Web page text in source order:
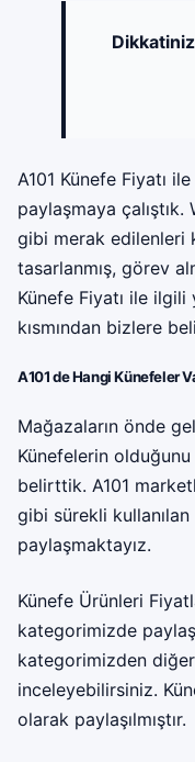
A101 Künefe Fiyatı
paylaşmaya çalıştık.
gibi merak edilenleri
tasarlanmış, görev
Künefe Fiyatı ile ilgili
kısmından bizlere
A101 de Hangi Künefeler
Mağazaların önde
Künefelerin olduğunu
belirttik. A101
gibi sürekli
paylaşmaktayız.
Künefe Ürünleri
kategorimizde
kategorimizden
inceleyebilirsiniz.
olarak paylaşılmıştır.